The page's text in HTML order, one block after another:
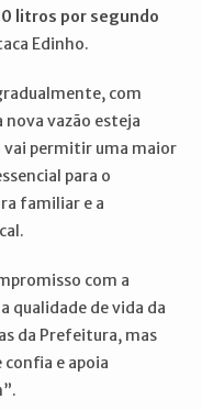
litros por segundo
Edinho.
com
nova vazão esteja
vai permitir uma maior
para o
familiar e a
com a
qualidade de vida da
da Prefeitura, mas
confia e apoia